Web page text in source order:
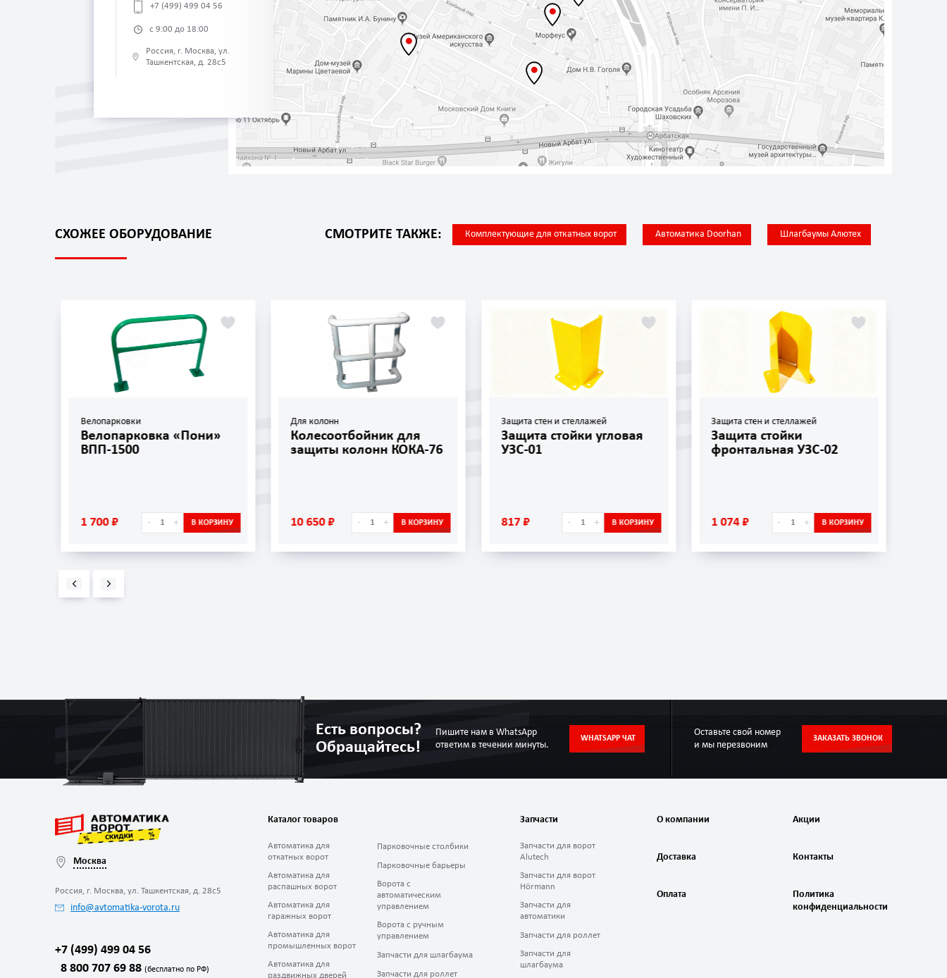
+7 (499) 499 04 56
с 9:00 до 18:00
Россия, г. Москва, ул.
Ташкентская, д. 28с5
СХОЖЕЕ ОБОРУДОВАНИЕ СМОТРИТЕ ТАКЖЕ: Комплектующие для откатных ворот Автоматика Doorhan Шлагбаумы Алютех
Велопарковки
Велопарковка «Пони»
ВПП-1500
1 700 ₽ - + В КОРЗИНУ
Для колонн
Колесоотбойник для
защиты колонн КОКА-76
10 650 ₽ - + В КОРЗИНУ
Защита стен и стеллажей
Защита стойки угловая
УЗС-01
817 ₽ - + В КОРЗИНУ
Защита стен и стеллажей
Защита стойки
фронтальная УЗС-02
1 074 ₽ - + В КОРЗИНУ
Есть вопросы?
Обращайтесь!
Пишите нам в WhatsApp
ответим в течении минуты.
WHATSAPP ЧАТ
Оставьте свой номер
и мы перезвоним
ЗАКАЗАТЬ ЗВОНОК
Москва
Россия, г. Москва, ул. Ташкентская, д. 28с5
info@avtomatika-vorota.ru
+7 (499) 499 04 56
8 800 707 69 88 (бесплатно по РФ)
Каталог товаров
Автоматика для
откатных ворот
Автоматика для
распашных ворот
Автоматика для
гаражных ворот
Автоматика для
промышленных ворот
Автоматика для
раздвижных дверей
Парковочные столбики
Парковочные барьеры
Ворота с
автоматическим
управлением
Ворота с ручным
управлением
Запчасти для шлагбаума
Запчасти для роллет
Запчасти
Запчасти для ворот
Alutech
Запчасти для ворот
Hörmann
Запчасти для
автоматики
Запчасти для роллет
Запчасти для
шлагбаума
О компании
Доставка
Оплата
Акции
Контакты
Политика
конфиденциальности